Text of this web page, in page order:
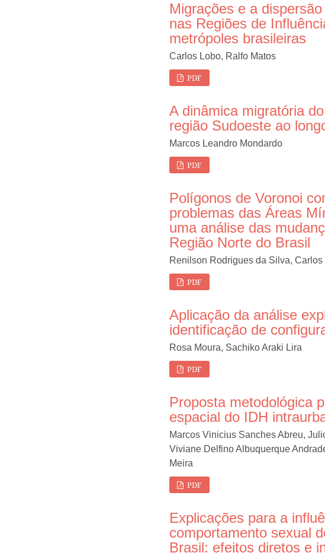
Migrações e a
nas Regiões de
metrópoles brasileiras
Carlos Lobo, Ralfo Matos
PDF
A dinâmica migratória
região Sudoeste ao
Marcos Leandro Mondardo
PDF
Polígonos de Voronoi
problemas das Áreas
uma análise das
Região Norte do Brasil
Renilson Rodrigues da Silva,
PDF
Aplicação da análise
identificação de
Rosa Moura, Sachiko Araki Lira
PDF
Proposta metodológica
espacial do IDH
Marcos Vinicius Sanches Abreu,
Viviane Delfino Albuquerque
Meira
PDF
Explicações para a
comportamento sexual
Brasil: efeitos diretos e